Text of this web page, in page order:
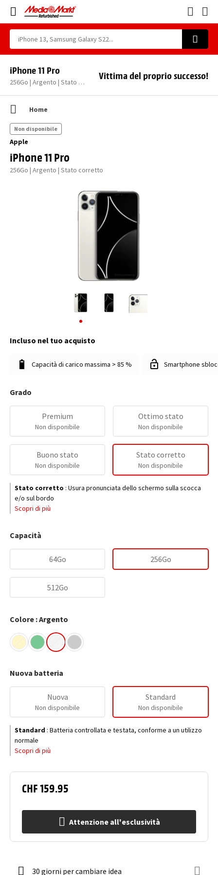
iPhone 11 Pro
256Go | Argento | Stato corretto
Vittima del proprio successo!
Home
Apple
iPhone 11 Pro
256Go | Argento | Stato corretto
Non disponibile
Incluso nel tuo acquisto
Capacità di carico massima > 85 % Smartphone
CHF 159.95
Attenzione all'esclusività
Grado
Premium
Non disponibile
Ottimo stato
Non disponibile
Buono stato
Non disponibile
Stato corretto
Non disponibile
Stato corretto : Usura pronunciata dello schermo sulla scocca
e/o sul bordo
Scopri di più
Capacità
64Go 256Go
512Go
Colore : Argento
Nuova batteria
Nuova
Non disponibile
Standard
Non disponibile
Standard : Batteria controllata e testata, conforme a un utilizzo
normale
Scopri di più
30 giorni per cambiare idea